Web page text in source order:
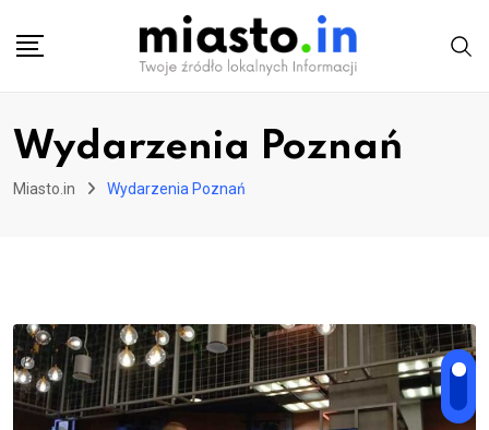
Wydarzenia Poznań
Miasto.in Wydarzenia Poznań